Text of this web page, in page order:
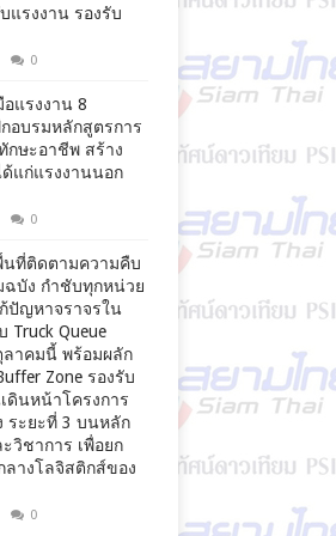
แรงงาน รองรับ
0
แรงงาน 8
อบรมหลักสูตรการ
กษะอาชีพ สร้าง
ด้แก่แรงงานนอก
0
นที่ติดตามความคืบ
ฉบัง กำชับทุกหน่วย
ปัญหาจราจรใน
Truck Queue
ลาคมนี้ พร้อมผลัก
Zone รองรับ
ดินหน้าโครงการ
ระยะที่ 3 บนหลัก
วิชาการ เพื่อยก
างโลจิสติกส์ของ
0